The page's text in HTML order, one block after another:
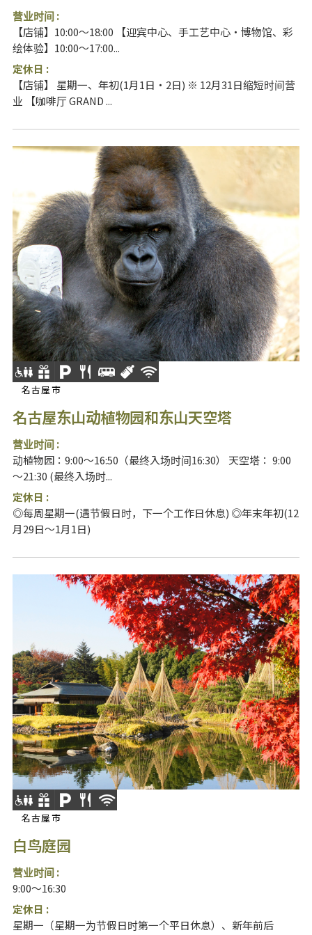
营业时间 :
【店铺】10:00～18:00 【迎宾中心、手工艺中心・博物馆、彩
绘体验】10:00～17:00...
定休日 :
【店铺】 星期一、年初(1月1日・2日) ※ 12月31日缩短时间营
业 【咖啡厅 GRAND ...
名古屋市
名古屋东山动植物园和东山天空塔
营业时间 :
动植物园：9:00～16:50（最终入场时间16:30） 天空塔： 9:00
～21:30 (最终入场时...
定休日 :
◎每周星期一(遇节假日时，下一个工作日休息) ◎年末年初(12
月29日～1月1日)
名古屋市
白鸟庭园
营业时间 :
9:00～16:30
定休日 :
星期一（星期一为节假日时第一个平日休息）、新年前后